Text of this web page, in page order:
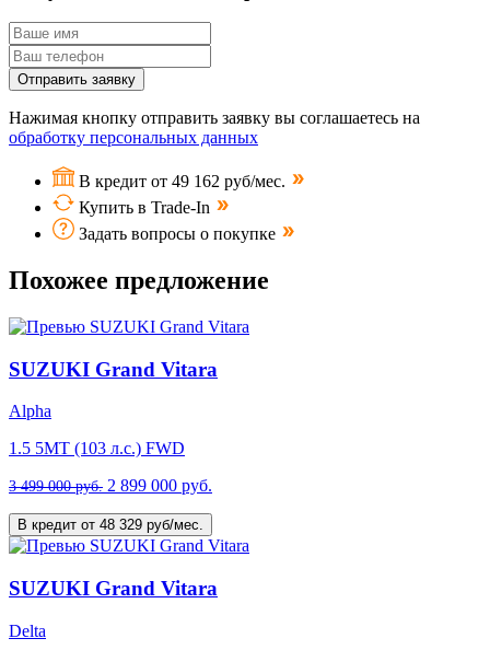
Отправить заявку
Нажимая кнопку отправить заявку вы соглашаетесь на
обработку персональных данных
В кредит от 49 162 руб/мес.
Купить в Trade-In
Задать вопросы о покупке
Похожее предложение
SUZUKI Grand Vitara
Alpha
1.5 5MT (103 л.с.) FWD
3 499 000 руб. 2 899 000 руб.
В кредит от 48 329 руб/мес.
SUZUKI Grand Vitara
Delta